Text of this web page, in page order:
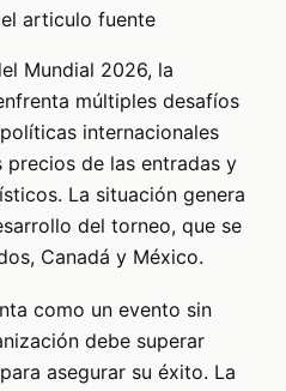
articulo fuente
Mundial 2026, la
múltiples desafíos
internacionales
de las entradas y
La situación genera
del torneo, que se
Canadá y México.
como un evento sin
debe superar
asegurar su éxito. La